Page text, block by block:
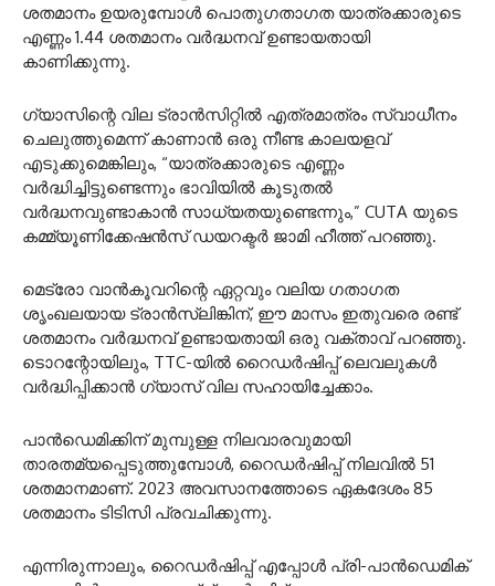
ശതമാനം ഉയരുമ്പോൾ പൊതുഗതാഗത യാത്രക്കാരുടെ
എണ്ണം 1.44 ശതമാനം വർദ്ധനവ് ഉണ്ടായതായി
കാണിക്കുന്നു.
ഗ്യാസിന്റെ വില ട്രാൻസിറ്റിൽ എത്രമാത്രം സ്വാധീനം
ചെലുത്തുമെന്ന് കാണാൻ ഒരു നീണ്ട കാലയളവ്
എടുക്കുമെങ്കിലും, “യാത്രക്കാരുടെ എണ്ണം
വർദ്ധിച്ചിട്ടുണ്ടെന്നും ഭാവിയിൽ കൂടുതൽ
വർദ്ധനവുണ്ടാകാൻ സാധ്യതയുണ്ടെന്നും,” CUTA യുടെ
കമ്മ്യൂണിക്കേഷൻസ് ഡയറക്ടർ ജാമി ഹീത്ത് പറഞ്ഞു.
മെട്രോ വാൻകൂവറിന്റെ ഏറ്റവും വലിയ ഗതാഗത
ശൃംഖലയായ ട്രാൻസ്ലിങ്കിന്, ഈ മാസം ഇതുവരെ രണ്ട്
ശതമാനം വർദ്ധനവ് ഉണ്ടായതായി ഒരു വക്താവ് പറഞ്ഞു.
ടൊറന്റോയിലും, TTC-യിൽ റൈഡർഷിപ്പ് ലെവലുകൾ
വർദ്ധിപ്പിക്കാൻ ഗ്യാസ് വില സഹായിച്ചേക്കാം.
പാൻഡെമിക്കിന് മുമ്പുള്ള നിലവാരവുമായി
താരതമ്യപ്പെടുത്തുമ്പോൾ, റൈഡർഷിപ്പ് നിലവിൽ 51
ശതമാനമാണ്. 2023 അവസാനത്തോടെ ഏകദേശം 85
ശതമാനം ടിടിസി പ്രവചിക്കുന്നു.
എന്നിരുന്നാലും, റൈഡർഷിപ്പ് എപ്പോൾ പ്രി-പാൻഡെമിക്